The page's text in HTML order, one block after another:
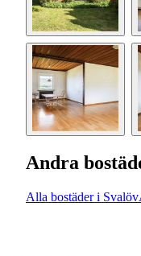
Andra
Alla bostäder i Svalöv